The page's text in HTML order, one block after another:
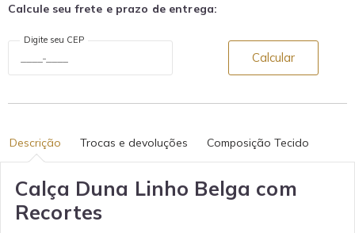
Calcule seu frete e prazo de entrega:
Digite seu CEP
Calcular
Descrição Trocas e devoluções Composição Tecido
Calça Duna Linho Belga com
Recortes